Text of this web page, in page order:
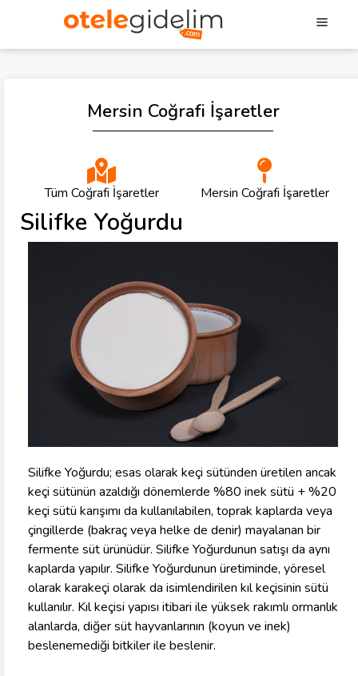
Mersin Coğrafi İşaretler
Tüm Coğrafi İşaretler Mersin Coğrafi İşaretler
Silifke Yoğurdu
Silifke Yoğurdu; esas olarak keçi sütünden üretilen ancak
keçi sütünün azaldığı dönemlerde %80 inek sütü + %20
keçi sütü karışımı da kullanılabilen, toprak kaplarda veya
çingillerde (bakraç veya helke de denir) mayalanan bir
fermente süt ürünüdür. Silifke Yoğurdunun satışı da aynı
kaplarda yapılır. Silifke Yoğurdunun üretiminde, yöresel
olarak karakeçi olarak da isimlendirilen kıl keçisinin sütü
kullanılır. Kıl keçisi yapısı itibari ile yüksek rakımlı ormanlık
alanlarda, diğer süt hayvanlarının (koyun ve inek)
beslenemediği bitkiler ile beslenir.